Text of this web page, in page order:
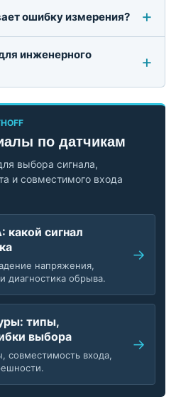
ошибку измерения?
инженерного
по датчикам
выбора сигнала,
и совместимого входа
какой сигнал
напряжения,
диагностика обрыва.
типы,
выбора
совместимость входа,